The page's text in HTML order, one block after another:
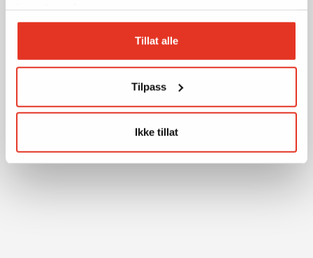
Tillat alle
Tilpass
Ikke tillat